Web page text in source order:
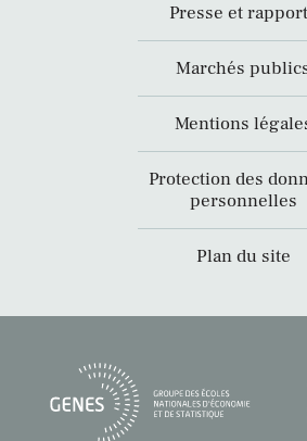
Presse et
Marchés
Mentions
Protection des
personnelles
Plan du site